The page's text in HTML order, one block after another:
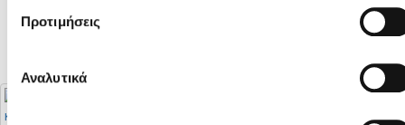
Προτιμήσεις
Αναλυτικά
αγώνας Super Cup
2026 (Αποφάσεις Δ.Σ.